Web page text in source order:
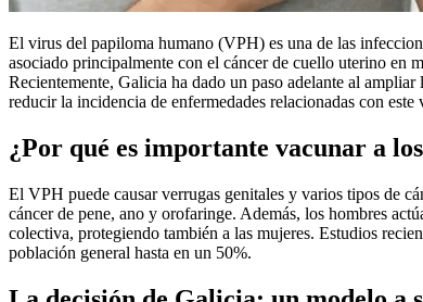
El virus del papiloma humano (VPH) es una de las
asociado principalmente con el cáncer de cuello uterino en
Recientemente, Galicia ha dado un paso adelante al
reducir la incidencia de enfermedades relacionadas con
¿Por qué es importante vacunar a
El VPH puede causar verrugas genitales y varios tipos de
cáncer de pene, ano y orofaringe. Además, los hombres
colectiva, protegiendo también a las mujeres. Estudios
población general hasta en un 50%.